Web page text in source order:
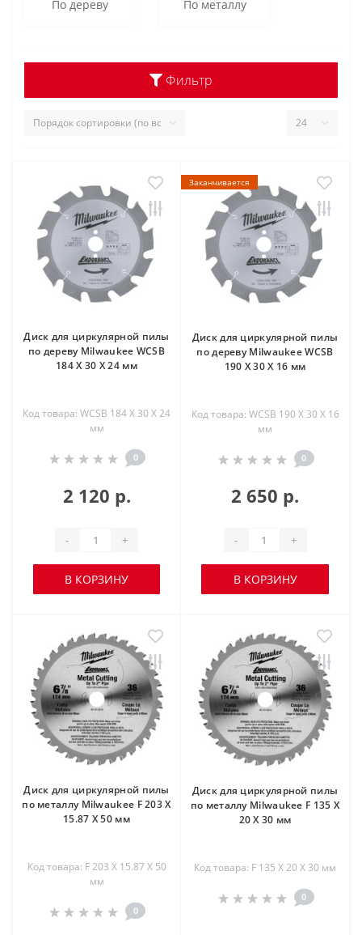
По дереву По металлу
Фильтр
Диск для циркулярной пилы
по дереву Milwaukee WCSB
184 X 30 X 24 мм
Код товара: WCSB 184 X 30 X 24
мм
0
2 120 р.
- +
В КОРЗИНУ
Заканчивается
Диск для циркулярной пилы
по дереву Milwaukee WCSB
190 X 30 X 16 мм
Код товара: WCSB 190 X 30 X 16
мм
0
2 650 р.
- +
В КОРЗИНУ
Диск для циркулярной пилы
по металлу Milwaukee F 203 X
15.87 X 50 мм
Код товара: F 203 X 15.87 X 50
мм
0
Диск для циркулярной пилы
по металлу Milwaukee F 135 X
20 X 30 мм
Код товара: F 135 X 20 X 30 мм
0